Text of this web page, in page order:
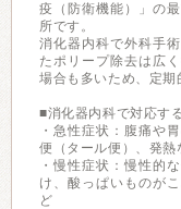
疫（防衛機能）」の
所です。
消化器内科で外科手
たポリープ除去は広
場合も多いため、定期
■消化器内科で対応す
・急性症状：腹痛や
便（タール便）、発熱
・慢性症状：慢性的
け、酸っぱいものが
ど